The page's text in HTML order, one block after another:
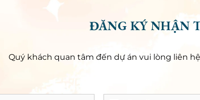
ĐĂNG KÝ NHẬN
Quý khách quan tâm đến dự án vui lòng liên